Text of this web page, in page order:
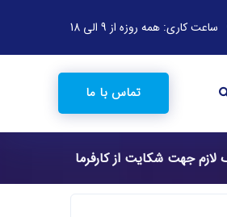
ساعت کاری: همه روزه از 9 الی 18
تماس با ما
لازم جهت شکایت از کارفرما